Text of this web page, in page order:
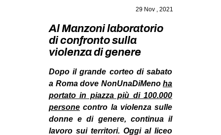
CSOA LAMBRETTA
MSM
STUDENTI TSUNAMI
ZAM
MOBILITAZIONI
SPAZI
SPORT POPOLARE
29 Nov , 2021
Al Manzoni laboratorio
di confronto sulla
violenza di genere
Dopo il grande corteo di sabato
a Roma dove NonUnaDiMeno ha
portato in piazza più di 100.000
persone contro la violenza sulle
donne e di genere, continua il
lavoro sui territori. Oggi al liceo